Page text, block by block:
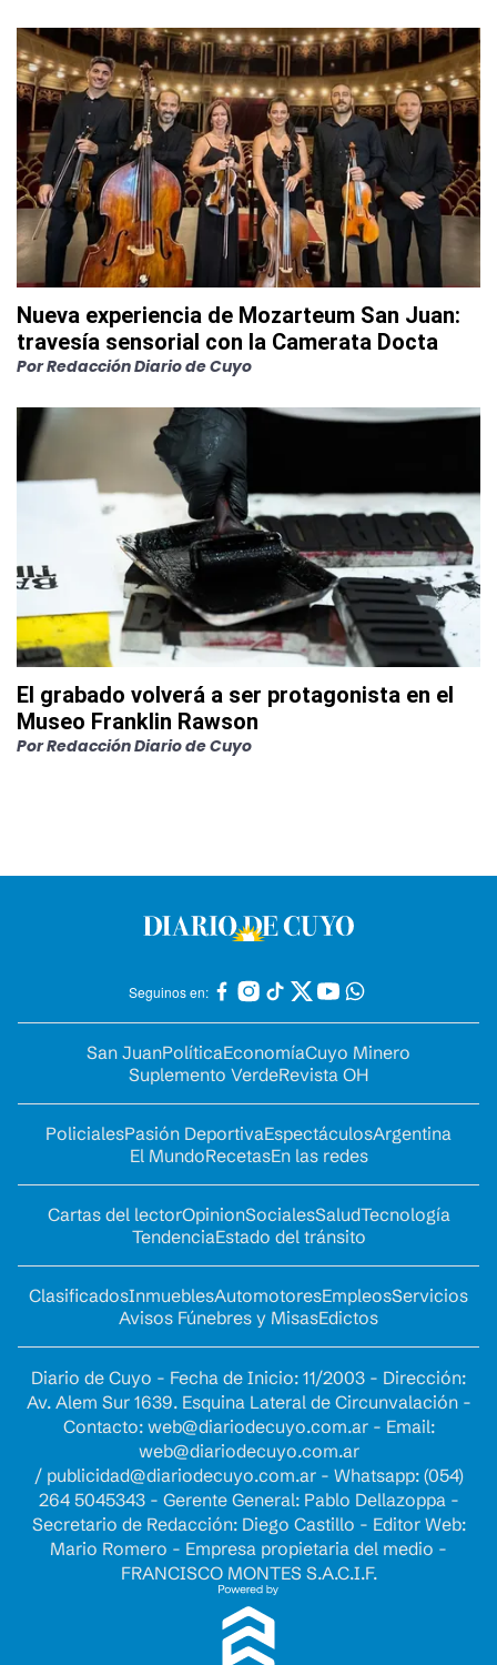
Nueva experiencia de Mozarteum San Juan:
travesía sensorial con la Camerata Docta
PorRedacción Diario de Cuyo
El grabado volverá a ser protagonista en el
Museo Franklin Rawson
PorRedacción Diario de Cuyo
Seguinos en:
San JuanPolíticaEconomíaCuyo Minero
Suplemento VerdeRevista OH
PolicialesPasión DeportivaEspectáculosArgentina
El MundoRecetasEn las redes
Cartas del lectorOpinionSocialesSaludTecnología
TendenciaEstado del tránsito
ClasificadosInmueblesAutomotoresEmpleosServicios
Avisos Fúnebres y MisasEdictos
Diario de Cuyo - Fecha de Inicio: 11/2003 - Dirección:
Av. Alem Sur 1639. Esquina Lateral de Circunvalación -
Contacto: web@diariodecuyo.com.ar- Email:
web@diariodecuyo.com.ar
/ publicidad@diariodecuyo.com.ar- Whatsapp: (054)
264 5045343 - Gerente General: Pablo Dellazoppa -
Secretario de Redacción: Diego Castillo - Editor Web:
Mario Romero - Empresa propietaria del medio -
FRANCISCO MONTES S.A.C.I.F.